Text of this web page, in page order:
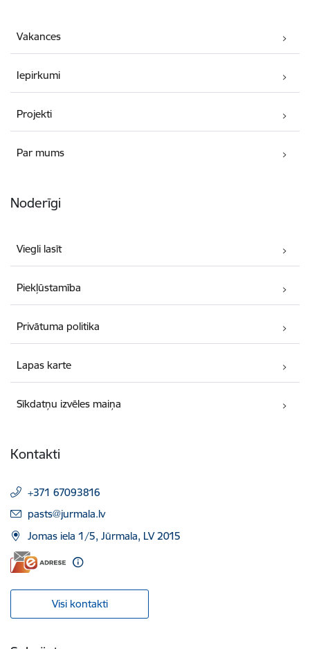
Vakances
Iepirkumi
Projekti
Par mums
Noderīgi
Viegli lasīt
Piekļūstamība
Privātuma politika
Lapas karte
Sīkdatņu izvēles maiņa
Kontakti
+371 67093816
E-pasts:
pasts@jurmala.lv
Jomas iela 1/5, Jūrmala, LV 2015
Visi kontakti